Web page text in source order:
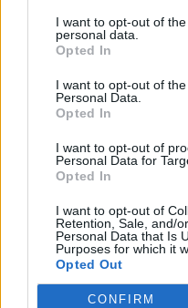
I want to opt-out of
personal data.
Opted In
I want to opt-out of
Personal Data.
Opted In
I want to opt-out of
Personal Data for
Opted In
I want to opt-out of
Retention, Sale, and/
Personal Data that Is
Purposes for which it
Opted Out
CONFIRM
Soția-
Tudorache
cauțiunea și
pentru el, cu
1.200.000